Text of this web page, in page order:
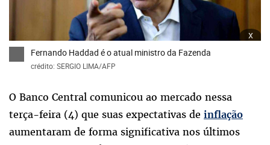
x
Fernando Haddad é o atual ministro da Fazenda
crédito: SERGIO LIMA/AFP
O Banco Central comunicou ao mercado nessa
terça-feira (4) que suas expectativas de inflação
aumentaram de forma significativa nos últimos